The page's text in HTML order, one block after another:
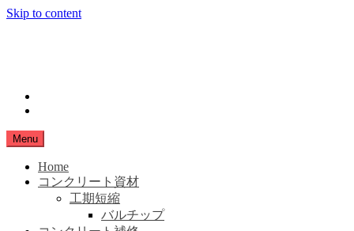
Skip to content
Menu
Home
コンクリート資材
工期短縮
バルチップ